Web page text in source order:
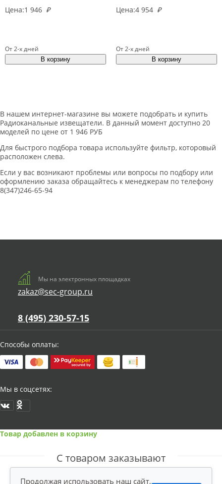
Цена:1 946 ₽
От 2-х дней
Цена:4 954 ₽
От 2-х дней
В нашем интернет-магазине вы можете подобрать и купить
Радиоканальные извещатели. В данный момент доступно 20
моделей по цене от 1 946 РУБ
Для быстрого подбора товара используйте фильтр, которовый
расположен слева.
Если у вас возникают проблемы или вопросы по подбору или
оформлению заказа обращайтесь к менеджерам по телефону
8(347)246-65-94
Мы на электронных площадках
zakaz@sec-group.ru
8 (495) 230-57-15
Способы оплаты:
Мы в соцсетях:
Товар добавлен в корзину
С товаром заказывают
Продолжая использовать наш сайт,